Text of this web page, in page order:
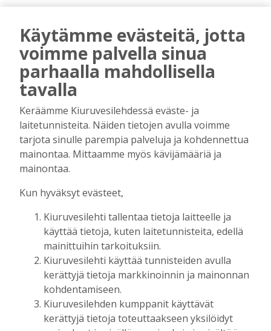
AIEMMIN AIHEESTA
Kiuruvedelle ja Iisalmeen
ostopalvelulääkäri – tarkoituksena on
helpottaa kaupunkien lääkäripulaa
Tilaajille
Aku Laatikainen 7.8.2026 12:00
Golftapahtuma tuotti jälleen komeasti
tukea Kiuruveden nuorille – palkittavat
julkaistaan loppuvuodesta
Tilaajille
Aku Laatikainen 7.8.2026 11:33
Biokaasu, Hingunniemi, tiet,
rahoitusasiat, työllisyys, lääkäripula… –
ministeri Sari Essayahin kanssa piisasi
keskustelunaiheita
Tilaajille
Aku Laatikainen 6.8.2026 16:00
Käytämme evästeitä, jotta
voimme palvella sinua
parhaalla mahdollisella
tavalla
Keräämme Kiuruvesilehdessä eväste- ja
laitetunnisteita. Näiden tietojen avulla voimme
tarjota sinulle parempia palveluja ja kohdennettua
mainontaa. Mittaamme myös kävijämääriä ja
mainontaa.
Kun hyväksyt evästeet,
Kiuruvesilehti tallentaa tietoja laitteelle ja
käyttää tietoja, kuten laitetunnisteita, edellä
mainittuihin tarkoituksiin.
Kiuruvesilehti käyttää tunnisteiden avulla
kerättyjä tietoja markkinoinnin ja mainonnan
kohdentamiseen.
Kiuruvesilehden kumppanit käyttävät
kerättyjä tietoja toteuttaakseen yksilöidyt